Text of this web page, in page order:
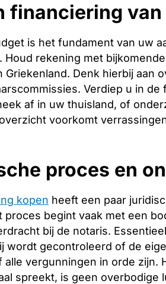
financiering
is het fundament van uw
Houd rekening met
Griekenland. Denk hierbij aan
Verdiep u in
af in uw thuisland, of
voorkomt
proces en
kopen heeft een paar
proces begint vaak met een
bij de notaris.
wordt gecontroleerd of de
alle vergunningen in orde zijn.
spreekt, is geen overbodige